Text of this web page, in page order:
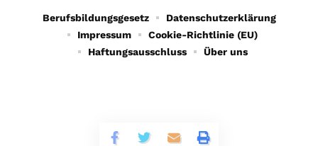
Berufsbildungsgesetz
Datenschutzerklärung
Impressum
Cookie-Richtlinie (EU)
Haftungsausschluss
Über uns